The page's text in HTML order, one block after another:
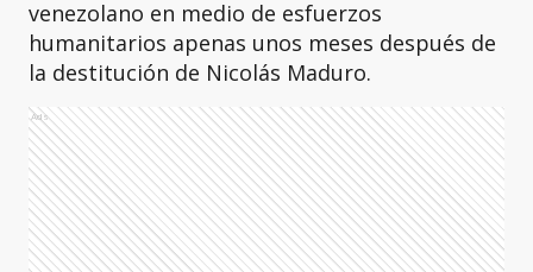
venezolano en medio de esfuerzos
humanitarios apenas unos meses después de
la destitución de Nicolás Maduro.
Ads